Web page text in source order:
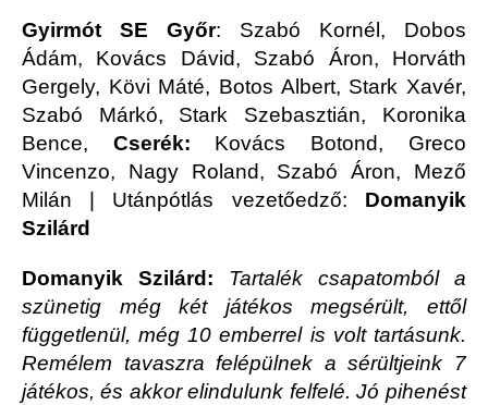
Gyirmót SE Győr: Szabó Kornél, Dobos
Ádám, Kovács Dávid, Szabó Áron, Horváth
Gergely, Kövi Máté, Botos Albert, Stark Xavér,
Szabó Márkó, Stark Szebasztián, Koronika
Bence, Cserék: Kovács Botond, Greco
Vincenzo, Nagy Roland, Szabó Áron, Mező
Milán | Utánpótlás vezetőedző: Domanyik
Szilárd
Domanyik Szilárd:
Tartalék csapatomból a
szünetig még két játékos megsérült, ettől
függetlenül, még 10 emberrel is volt tartásunk.
Remélem tavaszra felépülnek a sérültjeink 7
játékos, és akkor elindulunk felfelé. Jó pihenést